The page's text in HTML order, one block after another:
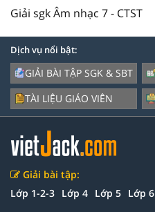
Giải sgk Âm nhạc 7 - CTST
Dịch vụ nổi bật:
GIẢI BÀI TẬP SGK & SBT
TÀI LIỆU GIÁO VIÊN
Giải bài tập:
Lớp 1-2-3 Lớp 4 Lớp 5 Lớp 6